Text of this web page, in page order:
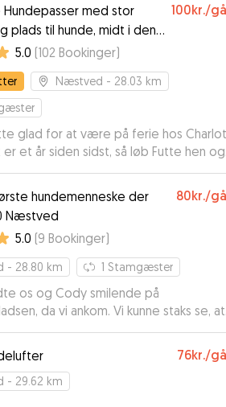
Hundepasser med stor
plads til hunde, midt i den
natur
100kr./
5.0 (102 Bookinger)
Næstved - 28.03 km
glad for at være på ferie hos
et år siden sidst, så løb Futte hen og
døren.”
hundemenneske der
Næstved
80kr./
5.0 (9 Bookinger)
- 28.80 km 1 Stamgæster
os og Cody smilende på
da vi ankom. Vi kunne staks se, at
for hunde, og Cody lod sig med det
fulgte uden tøven med Natalia.
ind til Codys behov. Vi kan helt sikkert
Vi valgte hende til en dagspasning,
76kr./
- 29.62 km